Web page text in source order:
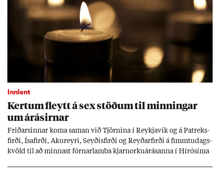
Innlent
Kert­um fleytt á sex stöð­um til minn­ing­ar
um árás­irn­ar
Frið­arsinn­ar koma sam­an við Tjörn­ina í Reykja­vík og á Pat­reks­
firði, Ísa­firði, Ak­ur­eyri, Seyð­is­firði og Reyð­ar­firði á fimmtu­dags­
kvöld til að minn­ast fórn­ar­lamba kjarn­orku­árás­anna í Hírósíma